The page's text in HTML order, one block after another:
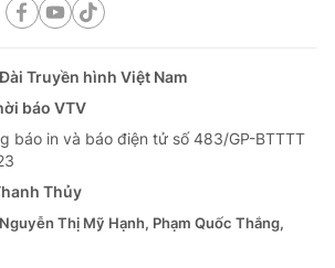
Đài Truyền hình Việt Nam
báo VTV
báo in và báo điện tử số 483/GP-BTTTT
Thủy
Nguyễn Thị Mỹ Hạnh, Phạm Quốc Thắng,